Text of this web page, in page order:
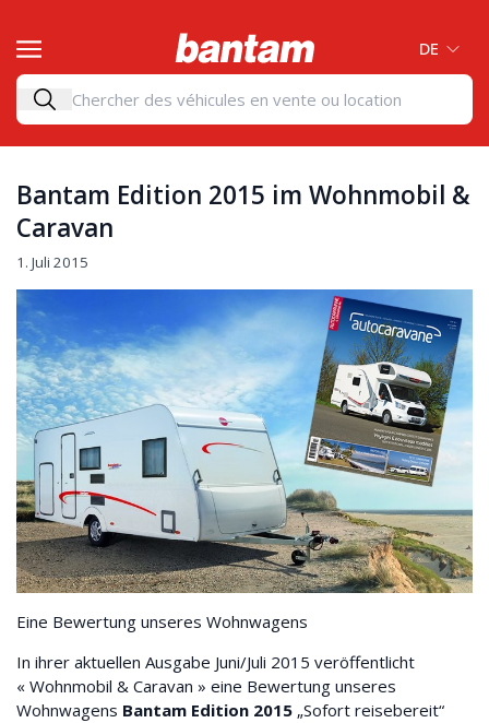
DE
Bantam Edition 2015 im Wohnmobil &
Caravan
1. Juli 2015
Eine Bewertung unseres Wohnwagens
In ihrer aktuellen Ausgabe Juni/Juli 2015 veröffentlicht
« Wohnmobil & Caravan » eine Bewertung unseres
Wohnwagens Bantam Edition 2015 „Sofort reisebereit“